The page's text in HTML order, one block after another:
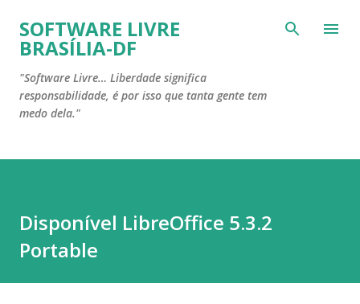
Pular para o conteúdo principal
SOFTWARE LIVRE
BRASÍLIA-DF
"Software Livre… Liberdade significa
responsabilidade, é por isso que tanta gente tem
medo dela."
Disponível LibreOffice 5.3.2
Portable